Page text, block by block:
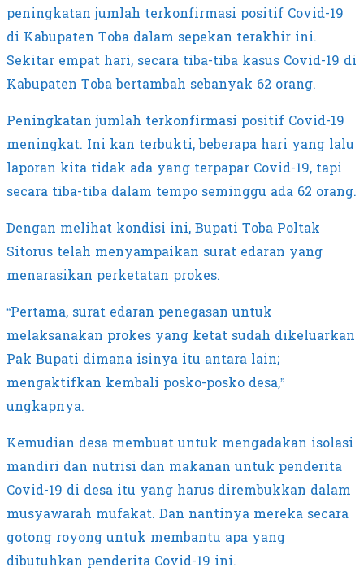
peningkatan jumlah terkonfirmasi positif Covid-19
di Kabupaten Toba dalam sepekan terakhir ini.
Sekitar empat hari, secara tiba-tiba kasus Covid-19 di
Kabupaten Toba bertambah sebanyak 62 orang.
Peningkatan jumlah terkonfirmasi positif Covid-19
meningkat. Ini kan terbukti, beberapa hari yang lalu
laporan kita tidak ada yang terpapar Covid-19, tapi
secara tiba-tiba dalam tempo seminggu ada 62 orang.
Dengan melihat kondisi ini, Bupati Toba Poltak
Sitorus telah menyampaikan surat edaran yang
menarasikan perketatan prokes.
“Pertama, surat edaran penegasan untuk
melaksanakan prokes yang ketat sudah dikeluarkan
Pak Bupati dimana isinya itu antara lain;
mengaktifkan kembali posko-posko desa,”
ungkapnya.
Kemudian desa membuat untuk mengadakan isolasi
mandiri dan nutrisi dan makanan untuk penderita
Covid-19 di desa itu yang harus dirembukkan dalam
musyawarah mufakat. Dan nantinya mereka secara
gotong royong untuk membantu apa yang
dibutuhkan penderita Covid-19 ini.